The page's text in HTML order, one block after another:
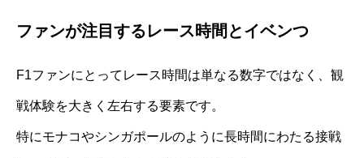
ファンが注目するレース時間とイベンつ
F1ファンにとってレース時間は単なる数字ではなく、観
戦体験を大きく左右する要素です。
特にモナコやシンガポールのように長時間にわたる接戦